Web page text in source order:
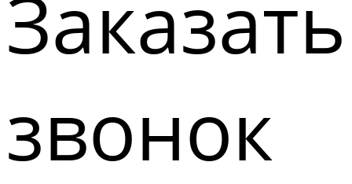
Заказать
звонок